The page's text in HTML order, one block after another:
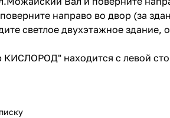
направо во двор (за
светлое двухэтажное
КИСЛОРОД" находится с левой